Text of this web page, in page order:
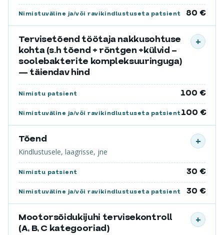
Nimistuväline ja/või ravikindlustuseta patsient 80 €
Tervisetõend töötaja nakkusohtuse
kohta (s.h tõend + röntgen +külvid –
soolebakterite kompleksuuringuga)
— täiendav hind
Nimistu patsient 100 €
Nimistuväline ja/või ravikindlustuseta patsient100 €
+
Tõend
Kindlustusele, laagrisse, jne
Nimistu patsient 30 €
Nimistuväline ja/või ravikindlustuseta patsient 30 €
+
Mootorsõidukijuhi tervisekontroll
(A, B, C kategooriad)
+